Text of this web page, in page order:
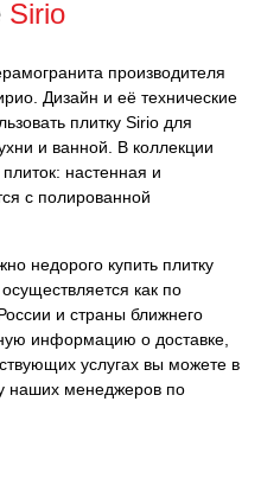
Sirio
производителя
Дизайн и её технические
плитку Sirio для
и ванной. В коллекции
настенная и
с полированной
недорого купить плитку
как по
и страны ближнего
информацию о доставке,
услугах вы можете в
наших менеджеров по